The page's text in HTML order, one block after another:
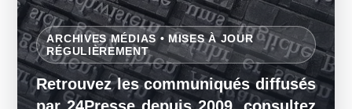
ARCHIVES MÉDIAS • MISES À JOUR
RÉGULIÈREMENT
Retrouvez les communiqués diffusés